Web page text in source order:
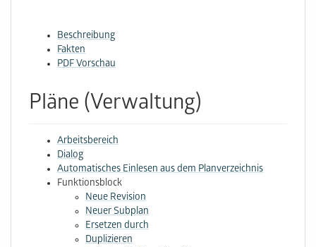
Beschreibung
Fakten
PDF Vorschau
Pläne (Verwaltung)
Arbeitsbereich
Dialog
Automatisches Einlesen aus dem Planverzeichnis
Funktionsblock
Neue Revision
Neuer Subplan
Ersetzen durch
Duplizieren